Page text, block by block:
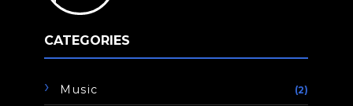
CATEGORIES
Music (2)